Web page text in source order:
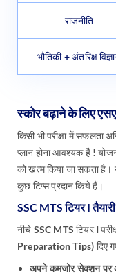
राजनीति
भौतिकी + अंतरिक्ष
स्कोर बढ़ाने के लिए
किसी भी परीक्षा में सफलता
प्लान होना आवश्यक है !
को खत्म किया जा सकता है।
कुछ टिप्स प्रदान किये हैं।
SSC MTS टियर I
नीचे SSC MTS टियर I
Preparation Tips) दिए
अपने कमजोर सेक्शन पर